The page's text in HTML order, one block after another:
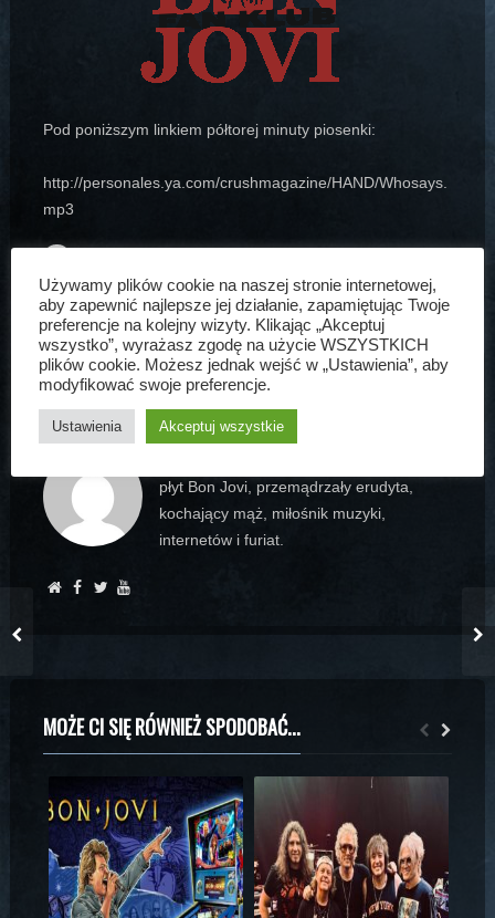
Pod poniższym linkiem półtorej minuty piosenki:
http://personales.ya.com/crushmagazine/HAND/Whosays.
mp3
ARTUR BOGDAŃSKI
płyt Bon Jovi, przemądrzały erudyta,
kochający mąż, miłośnik muzyki,
internetów i furiat.
MOŻE CI SIĘ RÓWNIEŻ SPODOBAĆ...
Używamy plików cookie na naszej stronie internetowej,
aby zapewnić najlepsze jej działanie, zapamiętując Twoje
preferencje na kolejny wizyty. Klikając „Akceptuj
wszystko”, wyrażasz zgodę na użycie WSZYSTKICH
plików cookie. Możesz jednak wejść w „Ustawienia”, aby
modyfikować swoje preferencje.
Ustawienia Akceptuj wszystkie